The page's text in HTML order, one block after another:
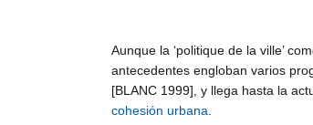
Aunque la ‘politique de la ville’
antecedentes engloban varios
[BLANC 1999], y llega hasta la
cohesión urbana